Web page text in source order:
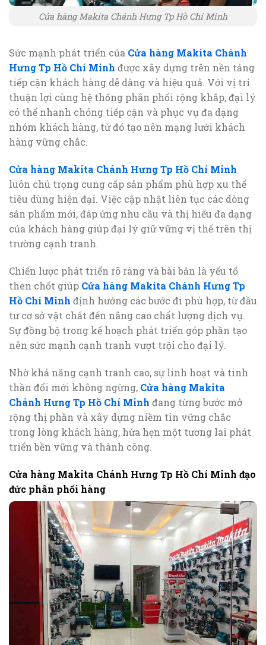
Cửa hàng Makita Chánh Hưng Tp Hồ Chí Minh
Sức mạnh phát triển của Cửa hàng Makita Chánh
Hưng Tp Hồ Chí Minh được xây dựng trên nền tảng
tiếp cận khách hàng dễ dàng và hiệu quả. Với vị trí
thuận lợi cùng hệ thống phân phối rộng khắp, đại lý
có thể nhanh chóng tiếp cận và phục vụ đa dạng
nhóm khách hàng, từ đó tạo nên mạng lưới khách
hàng vững chắc.
Cửa hàng Makita Chánh Hưng Tp Hồ Chí Minh
luôn chú trọng cung cấp sản phẩm phù hợp xu thế
tiêu dùng hiện đại. Việc cập nhật liên tục các dòng
sản phẩm mới, đáp ứng nhu cầu và thị hiếu đa dạng
của khách hàng giúp đại lý giữ vững vị thế trên thị
trường cạnh tranh.
Chiến lược phát triển rõ ràng và bài bản là yếu tố
then chốt giúp Cửa hàng Makita Chánh Hưng Tp
Hồ Chí Minh định hướng các bước đi phù hợp, từ đầu
tư cơ sở vật chất đến nâng cao chất lượng dịch vụ.
Sự đồng bộ trong kế hoạch phát triển góp phần tạo
nên sức mạnh cạnh tranh vượt trội cho đại lý.
Nhờ khả năng cạnh tranh cao, sự linh hoạt và tinh
thần đổi mới không ngừng, Cửa hàng Makita
Chánh Hưng Tp Hồ Chí Minh đang từng bước mở
rộng thị phần và xây dựng niềm tin vững chắc
trong lòng khách hàng, hứa hẹn một tương lai phát
triển bền vững và thành công.
Cửa hàng Makita Chánh Hưng Tp Hồ Chí Minh đạo
đức phân phối hàng